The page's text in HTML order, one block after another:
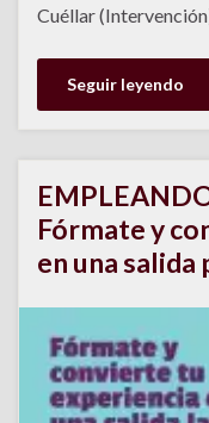
Cuéllar
Seguir leyendo
Fórmate y
en una